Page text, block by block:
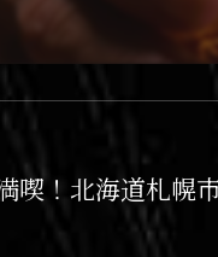
喫！北海道札幌